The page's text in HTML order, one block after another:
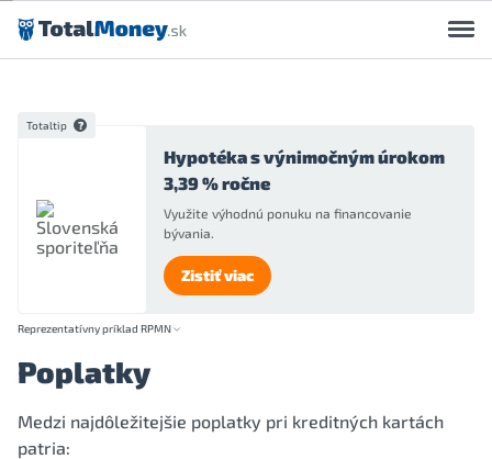
Preskočiť na obsah
Totaltip
Hypotéka s výnimočným úrokom
3,39 % ročne
Využite výhodnú ponuku na financovanie
bývania.
Zistiť viac
Reprezentatívny príklad RPMN
Poplatky
Medzi najdôležitejšie poplatky pri kreditných kartách
patria: